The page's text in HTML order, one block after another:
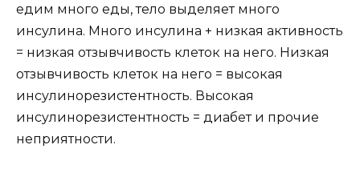
едим много еды, тело выделяет много
инсулина. Много инсулина + низкая активность
= низкая отзывчивость клеток на него. Низкая
отзывчивость клеток на него = высокая
инсулинорезистентность. Высокая
инсулинорезистентность = диабет и прочие
неприятности.